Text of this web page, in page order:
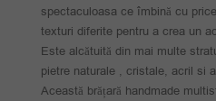
spectaculoasa ce îmbină cu
texturi diferite pentru a crea un
Este alcătuită din mai multe
pietre naturale , cristale, acril si
Această brățară handmade